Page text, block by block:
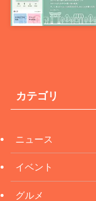
カテゴリ
ニュース
イベント
グルメ